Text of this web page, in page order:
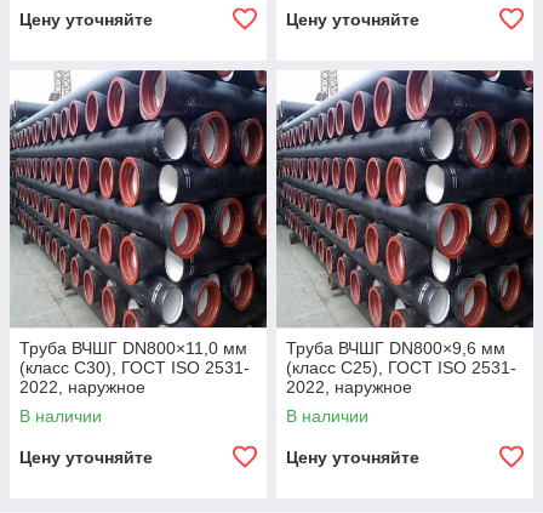
Цену уточняйте Цену уточняйте
Труба ВЧШГ DN800×11,0 мм
(класс C30), ГОСТ ISO 2531-
2022, наружное
полиуретановое покрытие,
внутреннее цементно-
В наличии
Цену уточняйте
Труба ВЧШГ DN800×9,6 мм
(класс C25), ГОСТ ISO 2531-
2022, наружное
полиуретановое покрытие,
внутреннее цементно-
В наличии
Цену уточняйте